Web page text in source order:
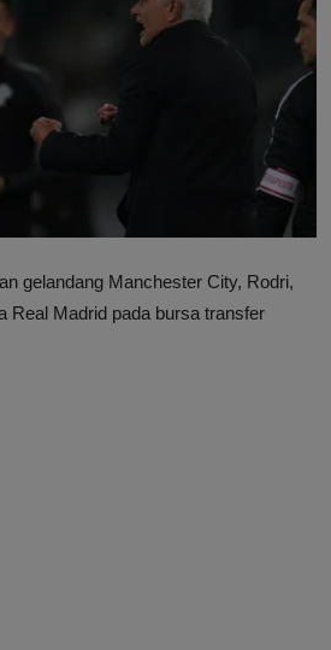
gelandang Manchester City, Rodri,
Real Madrid pada bursa transfer